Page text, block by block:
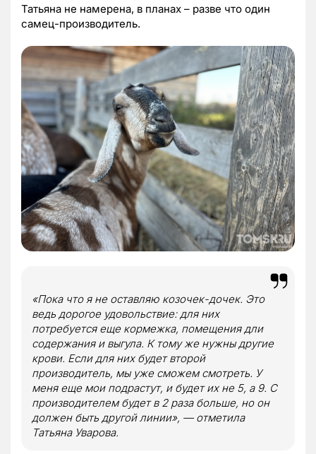
Татьяна не намерена, в планах – разве что один
самец-производитель.
«Пока что я не оставляю козочек-дочек. Это
ведь дорогое удовольствие: для них
потребуется еще кормежка, помещения дли
содержания и выгула. К тому же нужны другие
крови. Если для них будет второй
производитель, мы уже сможем смотреть. У
меня еще мои подрастут, и будет их не 5, а 9. С
производителем будет в 2 раза больше, но он
должен быть другой линии», — отметила
Татьяна Уварова.